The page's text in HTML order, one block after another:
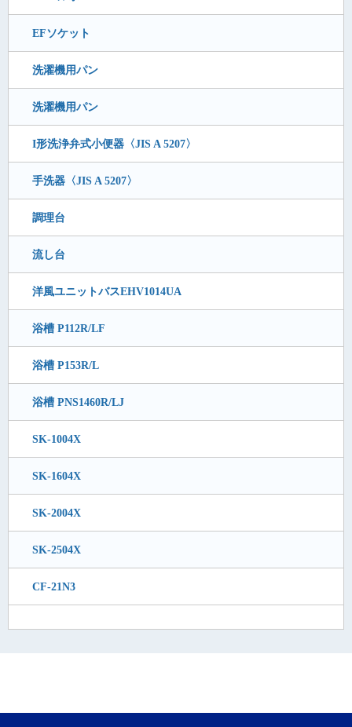
EFソケット
洗濯機用パン
洗濯機用パン
I形洗浄弁式小便器〈JIS A 5207〉
手洗器〈JIS A 5207〉
調理台
流し台
洋風ユニットバスEHV1014UA
浴槽 P112R/LF
浴槽 P153R/L
浴槽 PNS1460R/LJ
SK-1004X
SK-1604X
SK-2004X
SK-2504X
CF-21N3